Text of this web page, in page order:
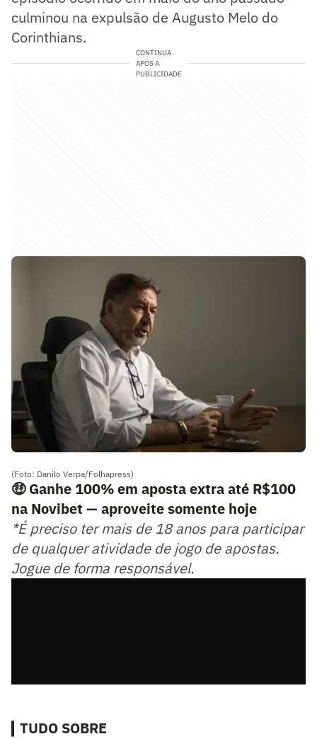
culminou na expulsão de Augusto Melo do
Corinthians.
CONTINUA
APÓS A
PUBLICIDADE
(Foto: Danilo Verpa/Folhapress)
🤑 Ganhe 100% em aposta extra até R$100
na Novibet — aproveite somente hoje
*É preciso ter mais de 18 anos para participar
de qualquer atividade de jogo de apostas.
Jogue de forma responsável.
TUDO SOBRE